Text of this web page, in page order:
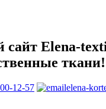
Elena-
ткани!
12-57
elena-